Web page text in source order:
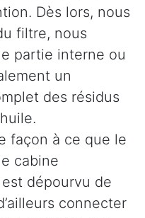
Dès lors, nous
filtre, nous
partie interne ou
un
des résidus
façon à ce que le
cabine
dépourvu de
connecter